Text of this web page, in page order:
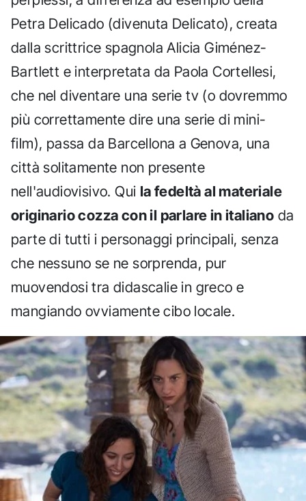
Petra Delicado (divenuta Delicato), creata
dalla scrittrice spagnola Alicia Giménez-
Bartlett e interpretata da Paola Cortellesi,
che nel diventare una serie tv (o dovremmo
più correttamente dire una serie di mini-
film), passa da Barcellona a Genova, una
città solitamente non presente
nell'audiovisivo. Qui la fedeltà al materiale
originario cozza con il parlare in italiano da
parte di tutti i personaggi principali, senza
che nessuno se ne sorprenda, pur
muovendosi tra didascalie in greco e
mangiando ovviamente cibo locale.